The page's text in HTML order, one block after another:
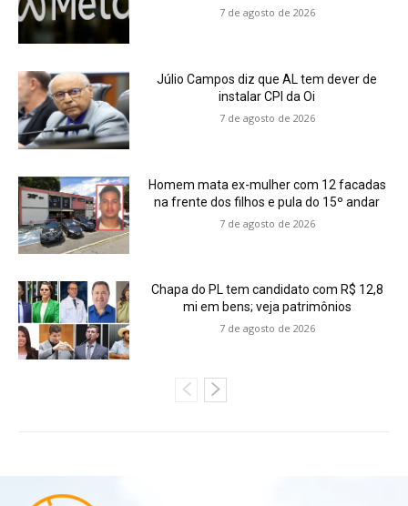
7 de agosto de 2026
Júlio Campos diz que AL tem dever de
instalar CPI da Oi
7 de agosto de 2026
Homem mata ex-mulher com 12 facadas
na frente dos filhos e pula do 15º andar
7 de agosto de 2026
Chapa do PL tem candidato com R$ 12,8
mi em bens; veja patrimônios
7 de agosto de 2026